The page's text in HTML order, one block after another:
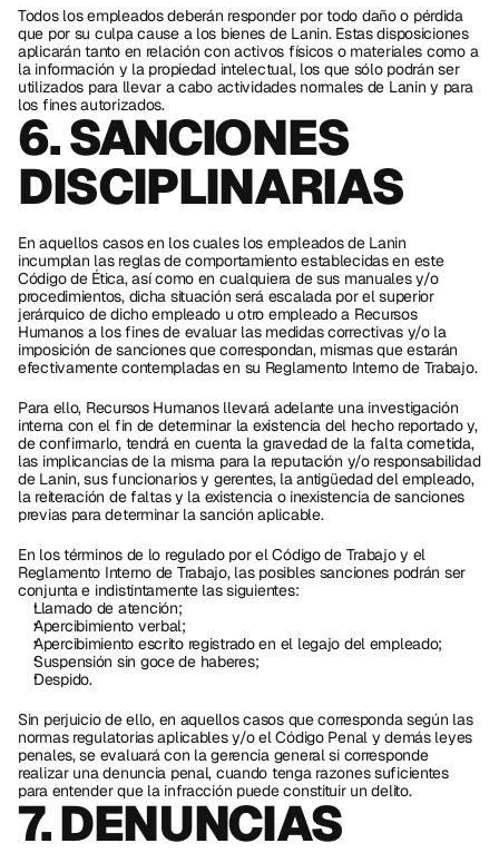
Todos los empleados deberán responder por todo daño o pérdida
que por su culpa cause a los bienes de Lanin. Estas disposiciones
aplicarán tanto en relación con activos físicos o materiales como a
la información y la propiedad intelectual, los que sólo podrán ser
utilizados para llevar a cabo actividades normales de Lanin y para
los fines autorizados.
6. SANCIONES
DISCIPLINARIAS
En aquellos casos en los cuales los empleados de Lanin
incumplan las reglas de comportamiento establecidas en este
Código de Ética, así como en cualquiera de sus manuales y/o
procedimientos, dicha situación será escalada por el superior
jerárquico de dicho empleado u otro empleado a Recursos
Humanos a los fines de evaluar las medidas correctivas y/o la
imposición de sanciones que correspondan, mismas que estarán
efectivamente contempladas en su Reglamento Interno de Trabajo.
Para ello, Recursos Humanos llevará adelante una investigación
interna con el fin de determinar la existencia del hecho reportado y,
de confirmarlo, tendrá en cuenta la gravedad de la falta cometida,
las implicancias de la misma para la reputación y/o responsabilidad
de Lanin, sus funcionarios y gerentes, la antigüedad del empleado,
la reiteración de faltas y la existencia o inexistencia de sanciones
previas para determinar la sanción aplicable.
En los términos de lo regulado por el Código de Trabajo y el
Reglamento Interno de Trabajo, las posibles sanciones podrán ser
conjunta e indistintamente las siguientes:
Llamado de atención;
Apercibimiento verbal;
Apercibimiento escrito registrado en el legajo del empleado;
Suspensión sin goce de haberes;
Despido.
Sin perjuicio de ello, en aquellos casos que corresponda según las
normas regulatorias aplicables y/o el Código Penal y demás leyes
penales, se evaluará con la gerencia general si corresponde
realizar una denuncia penal, cuando tenga razones suficientes
para entender que la infracción puede constituir un delito.
7. DENUNCIAS